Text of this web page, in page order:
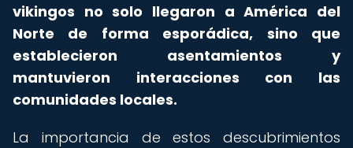
vikingos no solo llegaron a América del
Norte de forma esporádica, sino que
establecieron asentamientos y
mantuvieron interacciones con las
comunidades locales.
La importancia de estos descubrimientos